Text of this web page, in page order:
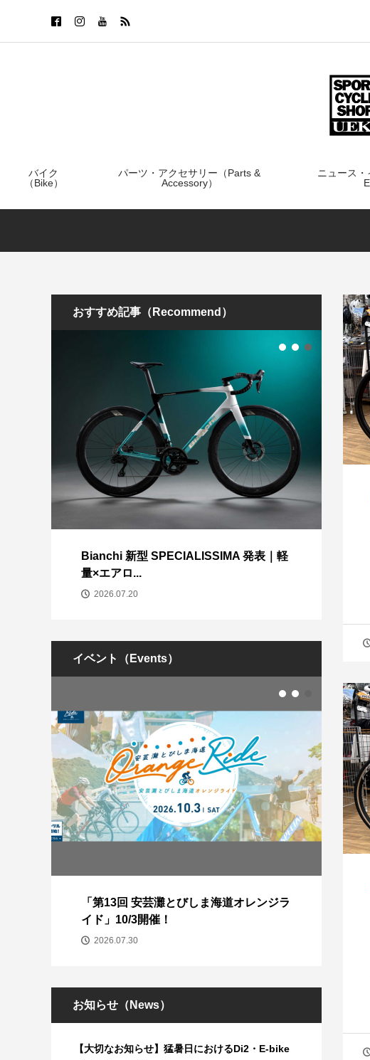
バイク
（Bike）
パーツ・アクセサリー（Parts &
Accessory）
ニュース
LOOK スーパークライミング
fizik フィジーク シューズ
3Dプリンターで再現！中央
公園サイクリングコース
おすすめ記事（Recommend）
Bianchi 新型 SPECIALISSIMA 発表｜軽
量×エアロ...
2026.07.20
イベント（Events）
「第13回 安芸灘とびしま海道オレンジラ
イド」10/3開催！
2026.07.30
お知らせ（News）
【大切なお知らせ】猛暑日におけるDi2・E-bike